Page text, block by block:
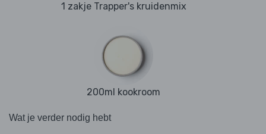
1 zakje Trapper's kruidenmix
200ml kookroom
Wat je verder nodig hebt